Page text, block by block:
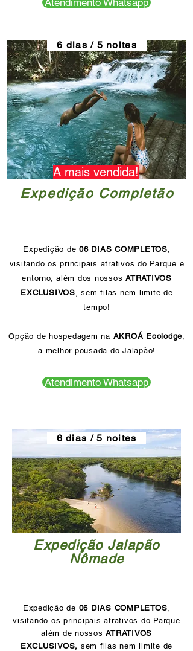
Atendimento Whatsapp
6 dias / 5 noites
Expedição Completão
Expedição de06 DIAS COMPLETOS,
visitando os principais atrativos do Parque e
entorno, além dos nossos ATRATIVOS
EXCLUSIVOS, sem filas nem limite de
tempo!
Opção de hospedagem na AKROÁ Ecolodge,
a melhor pousada do Jalapão!
A mais vendida!
Atendimento Whatsapp
6 dias / 5 noites
Expedição Jalapão
Nômade
Expedição de 06 DIAS COMPLETOS,
visitando os principais atrativos do Parque
além de nossosATRATIVOS
EXCLUSIVOS, sem filas nem limite de